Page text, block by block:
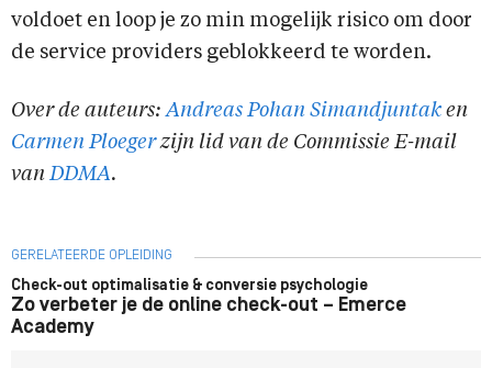
voldoet en loop je zo min mogelijk risico om door
de service providers geblokkeerd te worden.
Over de auteurs:Andreas Pohan Simandjuntak en
Carmen Ploegerzijn lid van de Commissie E-mail
van DDMA.
GERELATEERDE OPLEIDING
Check-out optimalisatie & conversie psychologie
Zo verbeter je de online check-out – Emerce
Academy